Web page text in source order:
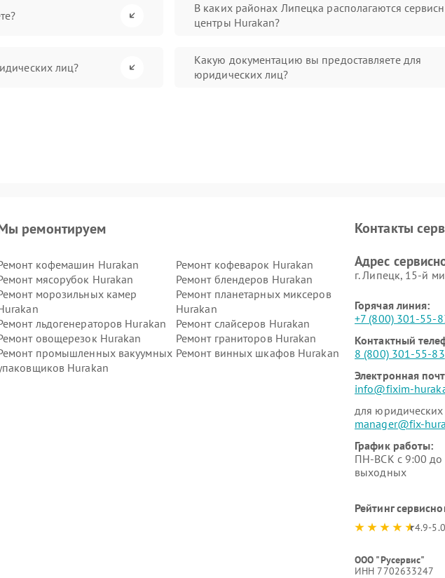
В каких районах Липецка располагаются
центры Hurakan?
лиц?
Какую документацию вы предоставляете для
юридических лиц?
ремонтируем
кофемашин Hurakan
Ремонт кофеварок Hurakan
мясорубок Hurakan
Ремонт блендеров Hurakan
морозильных камер
Ремонт планетарных миксеров
Hurakan
льдогенераторов Hurakan
Ремонт слайсеров Hurakan
овощерезок Hurakan
Ремонт граниторов Hurakan
промышленных вакуумных
Hurakan
Ремонт винных шкафов Hurakan
Контакты
Адрес
г. Липецк, 15-й
Горячая линия:
+7 (800) 301-55-
Контактный
8 (800) 301-55-83
Электронная
info@fixim-
для
manager@fix-
График работы:
ПН-ВСК с 9:00 до
выходных
Рейтинг
4.9-5.0
ООО "Русервис"
ИНН 7702633247